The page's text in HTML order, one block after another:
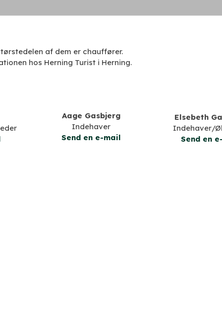
af dem er chauffører.
hos Herning Turist i Herning.
Aage Gasbjerg
Indehaver
​Send en e-mail
Elsebeth
Indehaver/
Send en